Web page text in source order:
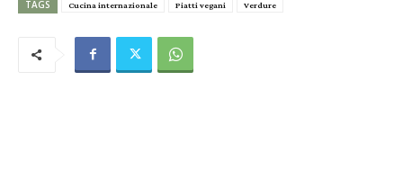
TAGS Cucina internazionale Piatti vegani Verdure